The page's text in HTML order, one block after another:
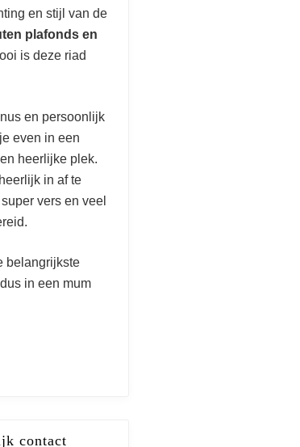
en stijl van de
plafonds en
is deze riad
en persoonlijk
even in een
heerlijke plek.
in af te
vers en veel
belangrijkste
in een mum
contact